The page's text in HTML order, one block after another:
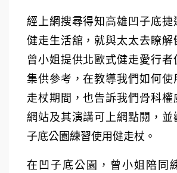
經上網搜尋得知高雄凹子底捷
健走生活舘，就與太太去瞭解
曾小姐提供北歐式健走愛行者
集供參考，在教導我們如何使
走杖期間，也告訴我們骨科權
網站及其演講可上網點閱，並
子底公園練習使用健走杖。
在凹子底公園，曾小姐陪同